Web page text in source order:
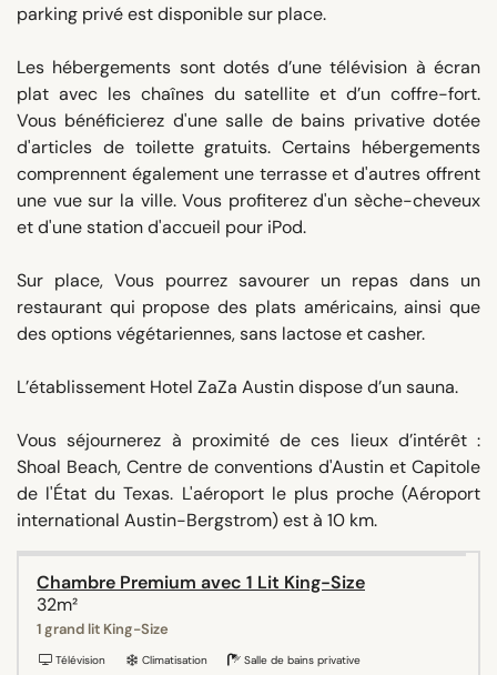
parking privé est disponible sur place.
Les hébergements sont dotés d’une télévision à écran
plat avec les chaînes du satellite et d’un coffre-fort.
Vous bénéficierez d'une salle de bains privative dotée
d'articles de toilette gratuits. Certains hébergements
comprennent également une terrasse et d'autres offrent
une vue sur la ville. Vous profiterez d'un sèche-cheveux
et d'une station d'accueil pour iPod.
Sur place, Vous pourrez savourer un repas dans un
restaurant qui propose des plats américains, ainsi que
des options végétariennes, sans lactose et casher.
L’établissement Hotel ZaZa Austin dispose d’un sauna.
Vous séjournerez à proximité de ces lieux d’intérêt :
Shoal Beach, Centre de conventions d'Austin et Capitole
de l'État du Texas. L'aéroport le plus proche (Aéroport
international Austin-Bergstrom) est à 10 km.
Chambre Premium avec 1 Lit King-Size
32m²
1 grand lit King-Size
Télévision Climatisation
Salle de bains privative